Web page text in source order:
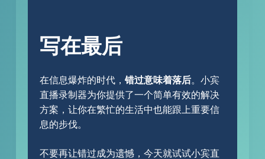
写在最后
在信息爆炸的时代， 错过意味着落后。小宾
直播录制器为你提供了一个简单有效的解决
方案，让你在繁忙的生活中也能跟上重要信
息的步伐。
不要再让错过成为遗憾，今天就试试小宾直